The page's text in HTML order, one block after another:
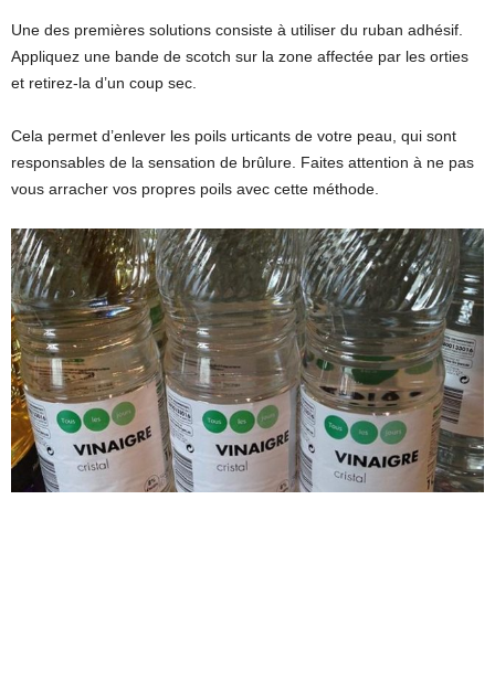
Une des premières solutions consiste à utiliser du ruban adhésif.
Appliquez une bande de scotch sur la zone affectée par les orties
et retirez-la d’un coup sec.
Cela permet d’enlever les poils urticants de votre peau, qui sont
responsables de la sensation de brûlure. Faites attention à ne pas
vous arracher vos propres poils avec cette méthode.